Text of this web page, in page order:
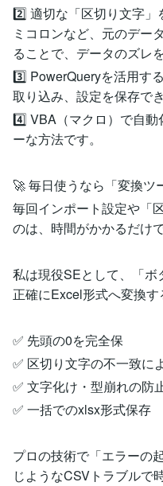
2️⃣ 適切な「区切り文字
ミコロンなど、元のデー
ることで、データのズレ
3️⃣ PowerQueryを活用す
取り込み、設定を保存でき
4️⃣ VBA（マクロ）で自
ーな方法です。
🚀 毎日使うなら「変換ツ
毎回インポート設定や「
のは、時間がかかるだけ
私は現役SEとして、「
正確にExcel形式へ変換す
✅ 先頭の0を完全保
✅ 区切り文字の不一致に
✅ 文字化け・型崩れの防
✅ 一括でのxlsx形式保存
プロの技術で「エラーの
じようなCSVトラブルで